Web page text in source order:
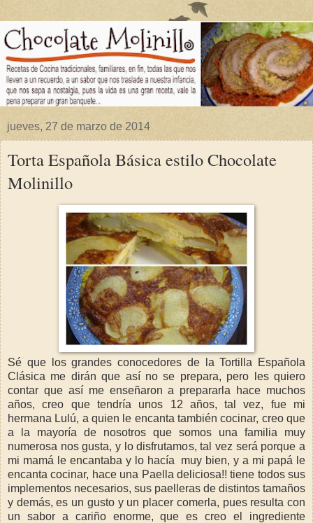
jueves, 27 de marzo de 2014
Torta Española Básica estilo Chocolate
Molinillo
Sé que los grandes conocedores de la Tortilla Española
Clásica me dirán que así no se prepara, pero les quiero
contar que así me enseñaron a prepararla hace muchos
años, creo que tendría unos 12 años, tal vez, fue mi
hermana Lulú, a quien le encanta también cocinar, creo que
a la mayoría de nosotros que somos una familia muy
numerosa nos gusta, y lo disfrutamos, tal vez será porque a
mi mamá le encantaba y lo hacía muy bien, y a mi papá le
encanta cocinar, hace una Paella deliciosa!! tiene todos sus
implementos necesarios, sus paelleras de distintos tamaños
y demás, es un gusto y un placer comerla, pues resulta con
un sabor a cariño enorme, que es creo el ingrediente